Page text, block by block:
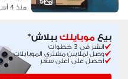
منذ 4 أسابيع
بيعموبايلكببلاش*
انشر في 3 خطوات
وصل لملايين مشتري الموبايلات
احصل على اعلى سعر